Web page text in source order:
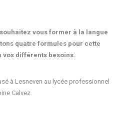
vous former à la langue
quatre formules pour cette
vos différents besoins.
à Lesneven au lycée professionnel
Calvez.